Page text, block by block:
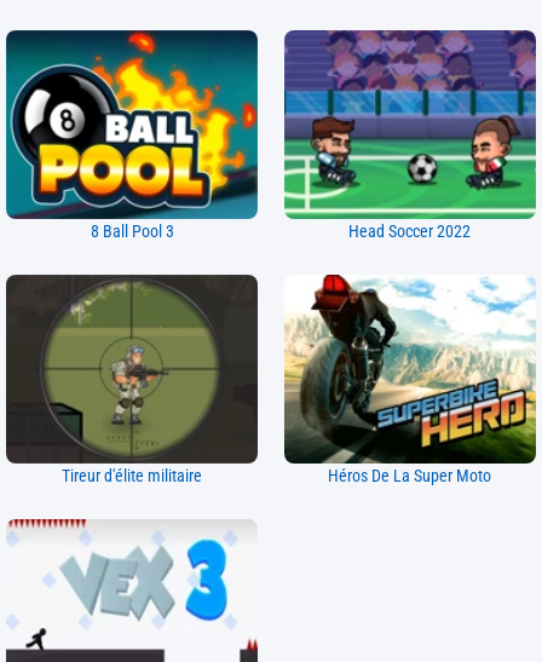
8 Ball Pool 3 Head Soccer 2022
Tireur d'élite militaire Héros De La Super Moto